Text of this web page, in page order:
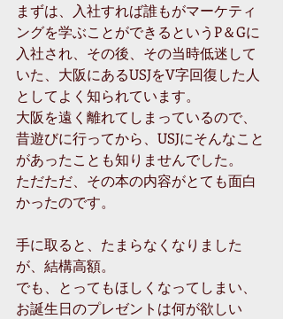
まずは、入社すれば誰もがマーケティ
ングを学ぶことができるというP＆Gに
入社され、その後、その当時低迷して
いた、大阪にあるUSJをV字回復した人
としてよく知られています。
大阪を遠く離れてしまっているので、
昔遊びに行ってから、USJにそんなこと
があったことも知りませんでした。
ただただ、その本の内容がとても面白
かったのです。
手に取ると、たまらなくなりました
が、結構高額。
でも、とってもほしくなってしまい、
お誕生日のプレゼントは何が欲しい